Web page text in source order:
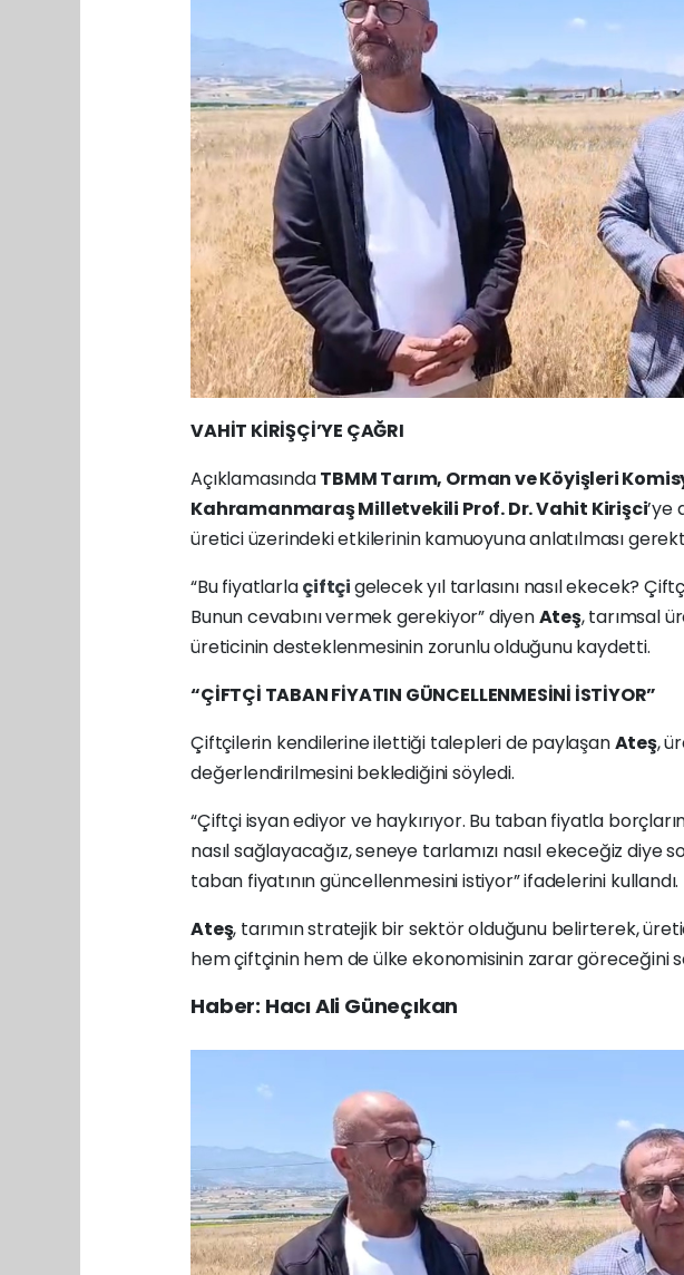
VAHİT KİRİŞÇİ’YE ÇAĞRI
AçıklamasındaTBMM Tarım, Orman ve Köyişleri
Kahramanmaraş Milletvekili Prof. Dr. Vahit Kirişci’ye
üretici üzerindeki etkilerinin kamuoyuna anlatılması
“Bu fiyatlarlaçiftçigelecek yıl tarlasını nasıl ekecek?
Bunun cevabını vermek gerekiyor” diyenAteş, tarımsal
üreticinin desteklenmesinin zorunlu olduğunu kaydetti.
“ÇİFTÇİ TABAN FİYATIN GÜNCELLENMESİNİ İSTİYOR”
Çiftçilerin kendilerine ilettiği talepleri de paylaşanAteş,
değerlendirilmesini beklediğini söyledi.
“Çiftçi isyan ediyor ve haykırıyor. Bu taban fiyatla
nasıl sağlayacağız, seneye tarlamızı nasıl ekeceğiz
taban fiyatının güncellenmesini istiyor” ifadelerini kullandı.
Ateş, tarımın stratejik bir sektör olduğunu belirterek,
hem çiftçinin hem de ülke ekonomisinin zarar göreceğini
Haber: Hacı Ali Güneçıkan